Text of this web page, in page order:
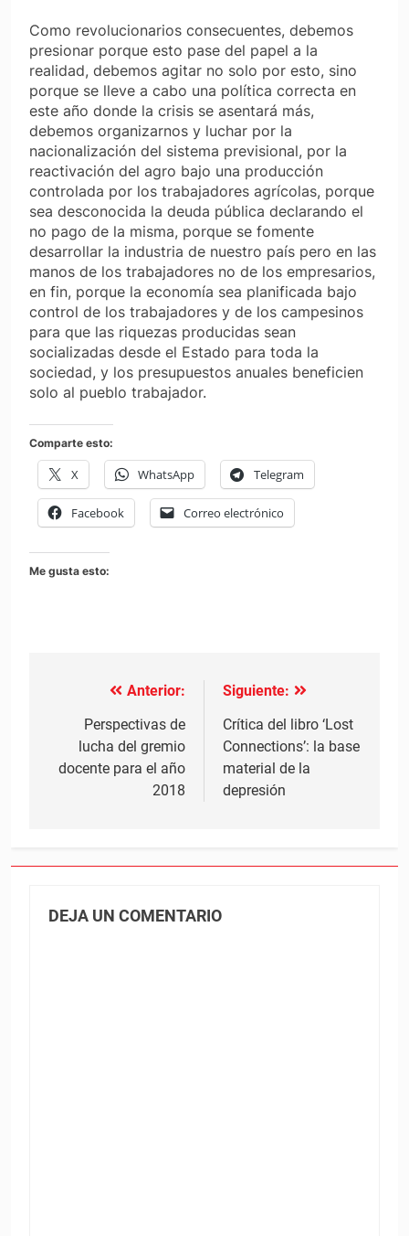
Como revolucionarios consecuentes, debemos
presionar porque esto pase del papel a la
realidad, debemos agitar no solo por esto, sino
porque se lleve a cabo una política correcta en
este año donde la crisis se asentará más,
debemos organizarnos y luchar por la
nacionalización del sistema previsional, por la
reactivación del agro bajo una producción
controlada por los trabajadores agrícolas, porque
sea desconocida la deuda pública declarando el
no pago de la misma, porque se fomente
desarrollar la industria de nuestro país pero en las
manos de los trabajadores no de los empresarios,
en fin, porque la economía sea planificada bajo
control de los trabajadores y de los campesinos
para que las riquezas producidas sean
socializadas desde el Estado para toda la
sociedad, y los presupuestos anuales beneficien
solo al pueblo trabajador.
Comparte esto:
X WhatsApp Telegram
Facebook Correo electrónico
Me gusta esto:
Navegación
entradas
Anterior:
Perspectivas de
lucha del gremio
docente para el año
2018
Siguiente:
Crítica del libro ‘Lost
Connections’: la base
material de la
depresión
DEJA UN COMENTARIO